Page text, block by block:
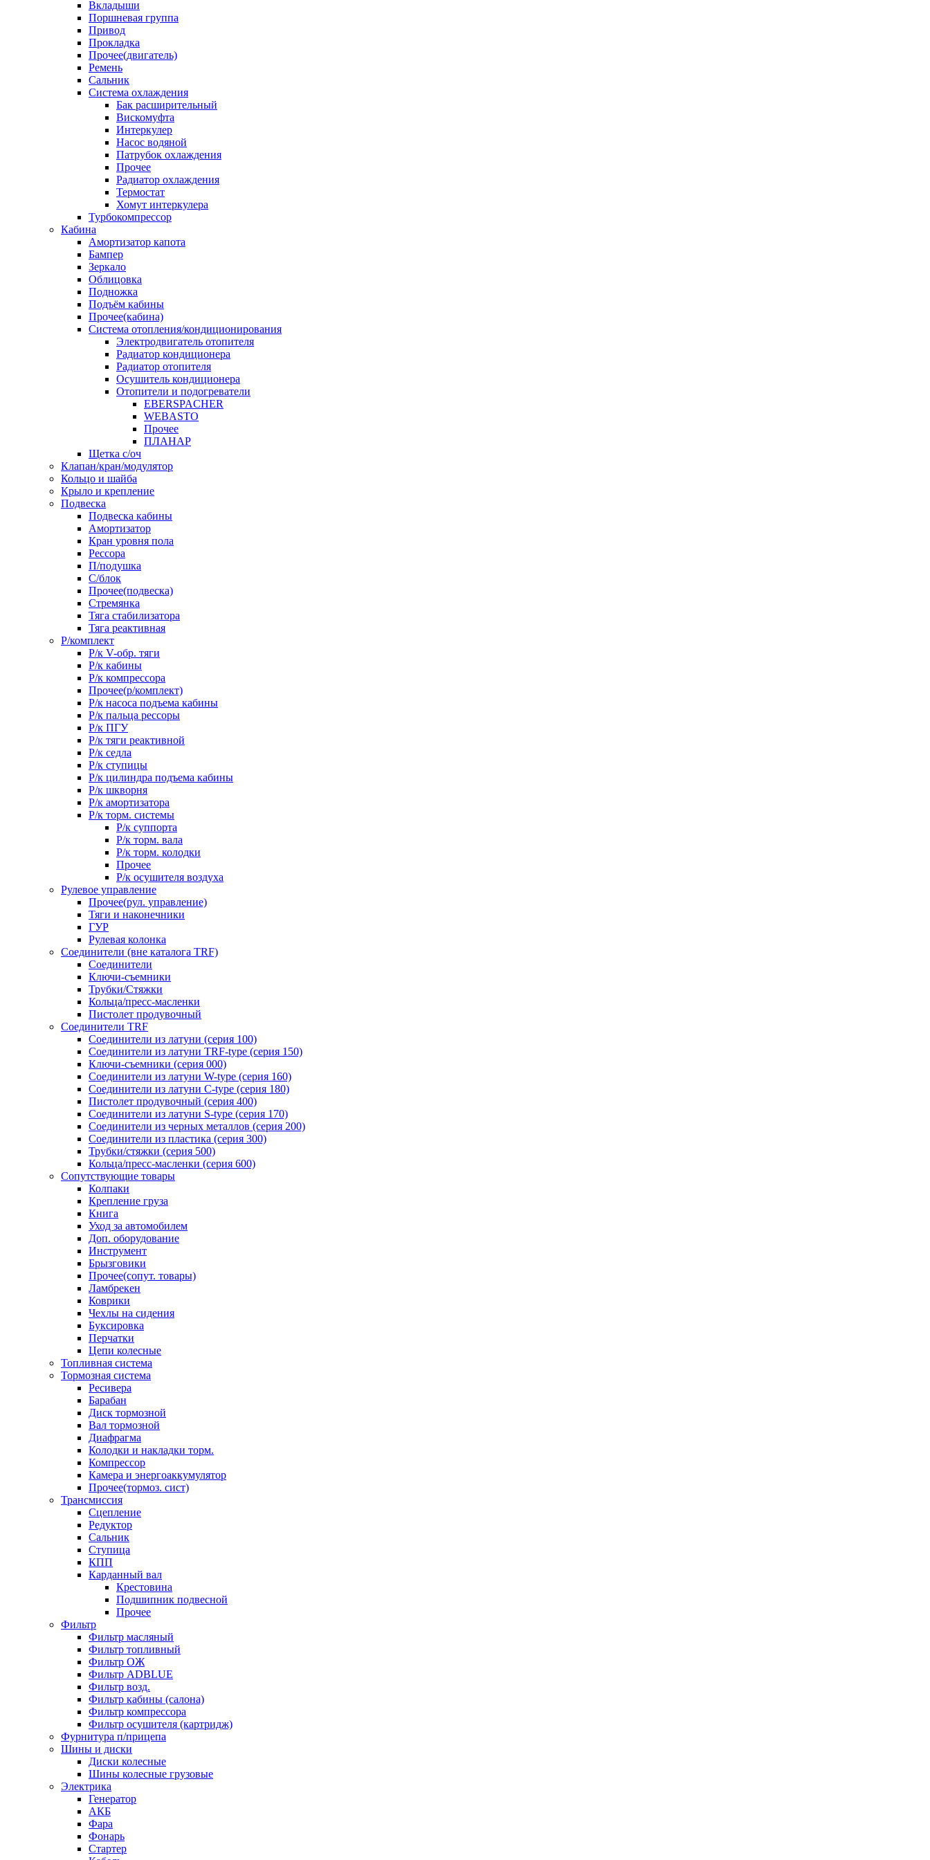
Вкладыши
Поршневая группа
Привод
Прокладка
Прочее(двигатель)
Ремень
Сальник
Система охлаждения
Бак расширительный
Вискомуфта
Интеркулер
Насос водяной
Патрубок охлаждения
Прочее
Радиатор охлаждения
Термостат
Хомут интеркулера
Турбокомпрессор
Кабина
Амортизатор капота
Бампер
Зеркало
Облицовка
Подножка
Подъём кабины
Прочее(кабина)
Система отопления/кондиционирования
Электродвигатель отопителя
Радиатор кондиционера
Радиатор отопителя
Осушитель кондиционера
Отопители и подогреватели
EBERSPACHER
WEBASTO
Прочее
ПЛАНАР
Щетка с/оч
Клапан/кран/модулятор
Кольцо и шайба
Крыло и крепление
Подвеска
Подвеска кабины
Амортизатор
Кран уровня пола
Рессора
П/подушка
С/блок
Прочее(подвеска)
Стремянка
Тяга стабилизатора
Тяга реактивная
Р/комплект
Р/к V-обр. тяги
Р/к кабины
Р/к компрессора
Прочее(р/комплект)
Р/к насоса подъема кабины
Р/к пальца рессоры
Р/к ПГУ
Р/к тяги реактивной
Р/к седла
Р/к ступицы
Р/к цилиндра подъема кабины
Р/к шкворня
Р/к амортизатора
Р/к торм. системы
Р/к суппорта
Р/к торм. вала
Р/к торм. колодки
Прочее
Р/к осушителя воздуха
Рулевое управление
Прочее(рул. управление)
Тяги и наконечники
ГУР
Рулевая колонка
Соединители (вне каталога TRF)
Соединители
Ключи-cъемники
Трубки/Стяжки
Кольца/пресс-масленки
Пистолет продувочный
Соединители TRF
Соединители из латуни (серия 100)
Соединители из латуни TRF-type (серия 150)
Ключи-съемники (серия 000)
Соединители из латуни W-type (серия 160)
Соединители из латуни С-type (серия 180)
Пистолет продувочный (серия 400)
Соединители из латуни S-type (серия 170)
Соединители из черных металлов (серия 200)
Соединители из пластика (серия 300)
Трубки/стяжки (серия 500)
Кольца/пресс-масленки (серия 600)
Сопутствующие товары
Колпаки
Крепление груза
Книга
Уход за автомобилем
Доп. оборудование
Инструмент
Брызговики
Прочее(сопут. товары)
Ламбрекен
Коврики
Чехлы на сидения
Буксировка
Перчатки
Цепи колесные
Топливная система
Тормозная система
Ресивера
Барабан
Диск тормозной
Вал тормозной
Диафрагма
Колодки и накладки торм.
Компрессор
Камера и энергоаккумулятор
Прочее(тормоз. сист)
Трансмиссия
Сцепление
Редуктор
Сальник
Ступица
КПП
Карданный вал
Крестовина
Подшипник подвесной
Прочее
Фильтр
Фильтр масляный
Фильтр топливный
Фильтр ОЖ
Фильтр ADBLUE
Фильтр возд.
Фильтр кабины (салона)
Фильтр компрессора
Фильтр осушителя (картридж)
Фурнитура п/прицепа
Шины и диски
Диски колесные
Шины колесные грузовые
Электрика
Генератор
АКБ
Фара
Фонарь
Стартер